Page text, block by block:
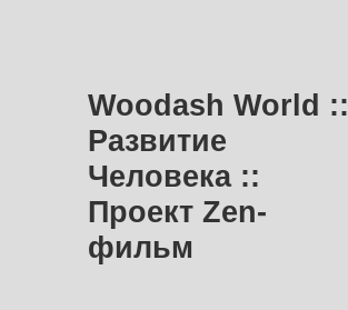
Woodash World ::
Развитие
Человека ::
Проект Zen-
фильм